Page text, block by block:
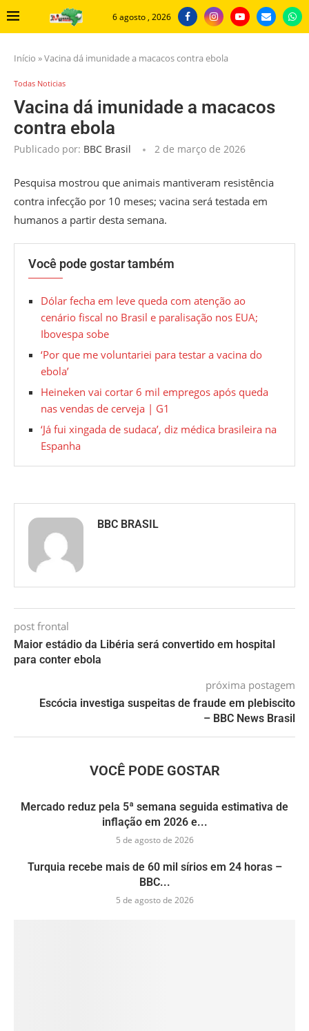
6 agosto , 2026
Início »Vacina dá imunidade a macacos contra ebola
Todas Noticias
Vacina dá imunidade a macacos
contra ebola
Publicado por: BBC Brasil 2 de março de 2026
Pesquisa mostrou que animais mantiveram resistência
contra infecção por 10 meses; vacina será testada em
humanos a partir desta semana.
Você pode gostar também
Dólar fecha em leve queda com atenção ao
cenário fiscal no Brasil e paralisação nos EUA;
Ibovespa sobe
‘Por que me voluntariei para testar a vacina do
ebola’
Heineken vai cortar 6 mil empregos após queda
nas vendas de cerveja | G1
‘Já fui xingada de sudaca’, diz médica brasileira na
Espanha
BBC BRASIL
post frontal
Maior estádio da Libéria será convertido em hospital
para conter ebola
próxima postagem
Escócia investiga suspeitas de fraude em plebiscito
– BBC News Brasil
VOCÊ PODE GOSTAR
Mercado reduz pela 5ª semana seguida estimativa de
inflação em 2026 e...
5 de agosto de 2026
Turquia recebe mais de 60 mil sírios em 24 horas –
BBC...
5 de agosto de 2026